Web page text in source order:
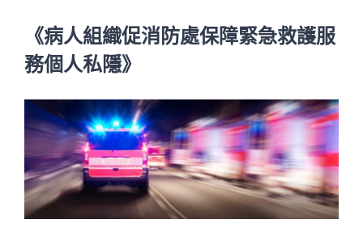
《病人組織促消防處保障緊急救護服
務個人私隱》
View
Larger
Image